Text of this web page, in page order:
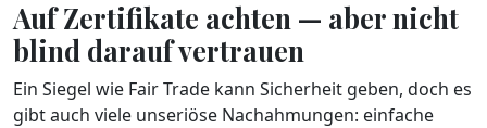
Auf Zertifikate achten — aber nicht
blind darauf vertrauen
Ein Siegel wie Fair Trade kann Sicherheit geben, doch es
gibt auch viele unseriöse Nachahmungen: einfache